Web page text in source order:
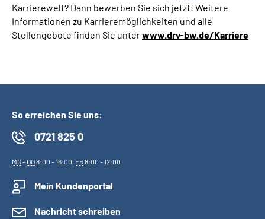
Karrierewelt? Dann bewerben Sie sich jetzt! Weitere
Informationen zu Karrieremöglichkeiten und alle
Stellengebote finden Sie unterwww.drv-bw.de/Karriere
So erreichen Sie uns:
0721 825 0
MO- DO8:00 - 16:00, FR8:00 - 12:00
Mein Kundenportal
Nachricht schreiben